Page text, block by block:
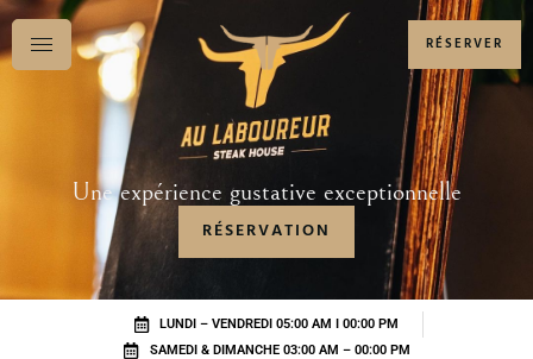
RÉSERVER
Une expérience gustative exceptionnelle
RÉSERVATION
LUNDI – VENDREDI 05:00 AM I 00:00 PM
SAMEDI & DIMANCHE 03:00 AM – 00:00 PM